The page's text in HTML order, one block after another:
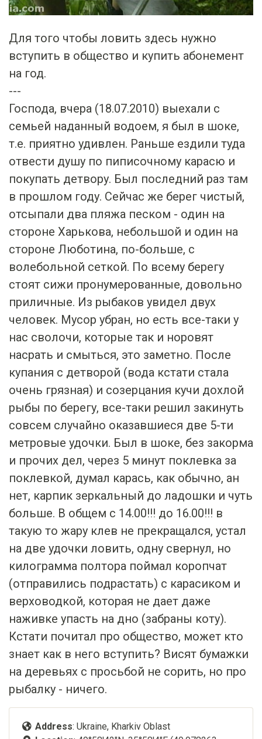
Для того чтобы ловить здесь нужно
вступить в общество и купить абонемент
на год.
---
Господа, вчера (18.07.2010) выехали с
семьей наданный водоем, я был в шоке,
т.е. приятно удивлен. Раньше ездили туда
отвести душу по пиписочному карасю и
покупать детвору. Был последний раз там
в прошлом году. Сейчас же берег чистый,
отсыпали два пляжа песком - один на
стороне Харькова, небольшой и один на
стороне Люботина, по-больше, с
волебольной сеткой. По всему берегу
стоят сижи пронумерованные, довольно
приличные. Из рыбаков увидел двух
человек. Мусор убран, но есть все-таки у
нас сволочи, которые так и норовят
насрать и смыться, это заметно. После
купания с детворой (вода кстати стала
очень грязная) и созерцания кучи дохлой
рыбы по берегу, все-таки решил закинуть
совсем случайно оказавшиеся две 5-ти
метровые удочки. Был в шоке, без закорма
и прочих дел, через 5 минут поклевка за
поклевкой, думал карась, как обычно, ан
нет, карпик зеркальный до ладошки и чуть
больше. В общем с 14.00!!! до 16.00!!! в
такую то жару клев не прекращался, устал
на две удочки ловить, одну свернул, но
килограмма полтора поймал коропчат
(отправились подрастать) с карасиком и
верховодкой, которая не дает даже
наживке упасть на дно (забраны коту).
Кстати почитал про общество, может кто
знает как в него вступить? Висят бумажки
на деревьях с просьбой не сорить, но про
рыбалку - ничего.
Address: Ukraine, Kharkiv Oblast